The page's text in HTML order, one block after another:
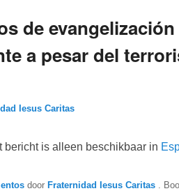
de
a pesar del
Iesus Caritas
is alleen beschikbaar in
door Fraternidad Iesus Caritas .